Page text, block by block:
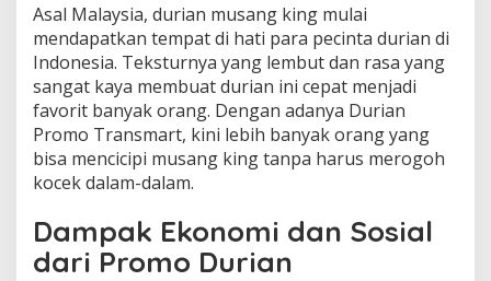
Asal Malaysia, durian musang king mulai
mendapatkan tempat di hati para pecinta durian di
Indonesia. Teksturnya yang lembut dan rasa yang
sangat kaya membuat durian ini cepat menjadi
favorit banyak orang. Dengan adanya Durian
Promo Transmart, kini lebih banyak orang yang
bisa mencicipi musang king tanpa harus merogoh
kocek dalam-dalam.
Dampak Ekonomi dan Sosial
dari Promo Durian